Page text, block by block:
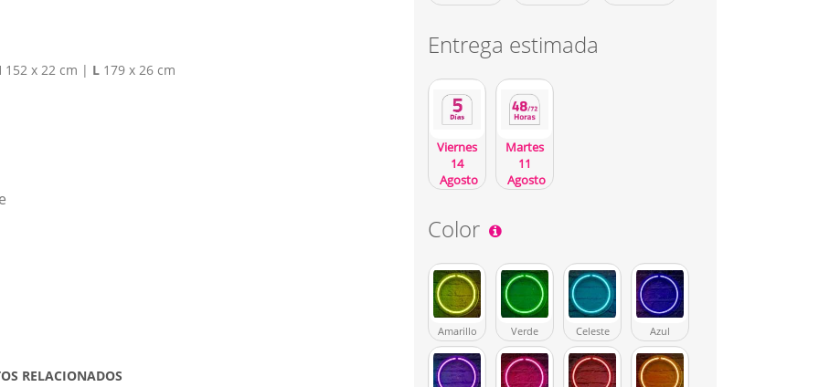
152 x 22 cm | L 179 x 26 cm
RELACIONADOS
Entrega estimada
Viernes
14
Agosto
Martes
11
Agosto
Color
Amarillo Verde Celeste Azul